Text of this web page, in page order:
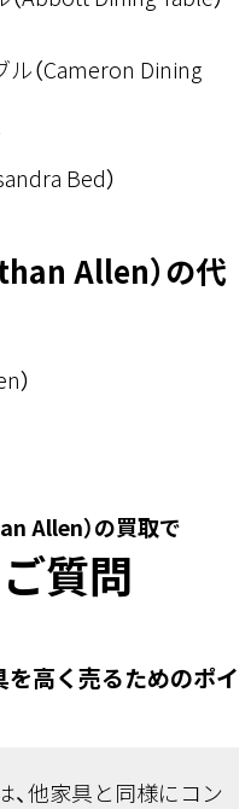
（Cameron Dining
Bed）
Allen）の代
）
Allen）の買取で
質問
高く売るためのポイ
他家具と同様にコン